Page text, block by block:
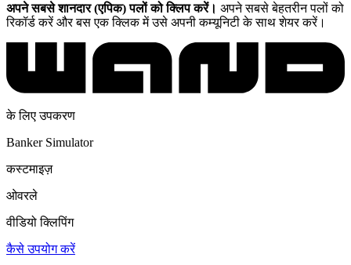
अपने सबसे शानदार (एपिक) पलों को क्लिप करें। अपने सबसे बेहतरीन पलों को
रिकॉर्ड करें और बस एक क्लिक में उसे अपनी कम्यूनिटी के साथ शेयर करें।
के लिए उपकरण
Banker Simulator
कस्टमाइज़
ओवरले
वीडियो क्लिपिंग
कैसे उपयोग करें